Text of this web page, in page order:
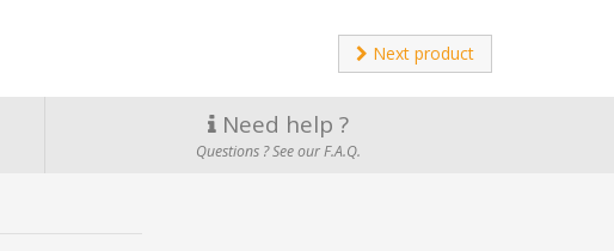
Next product
Need help ?
Questions ? See our F.A.Q.